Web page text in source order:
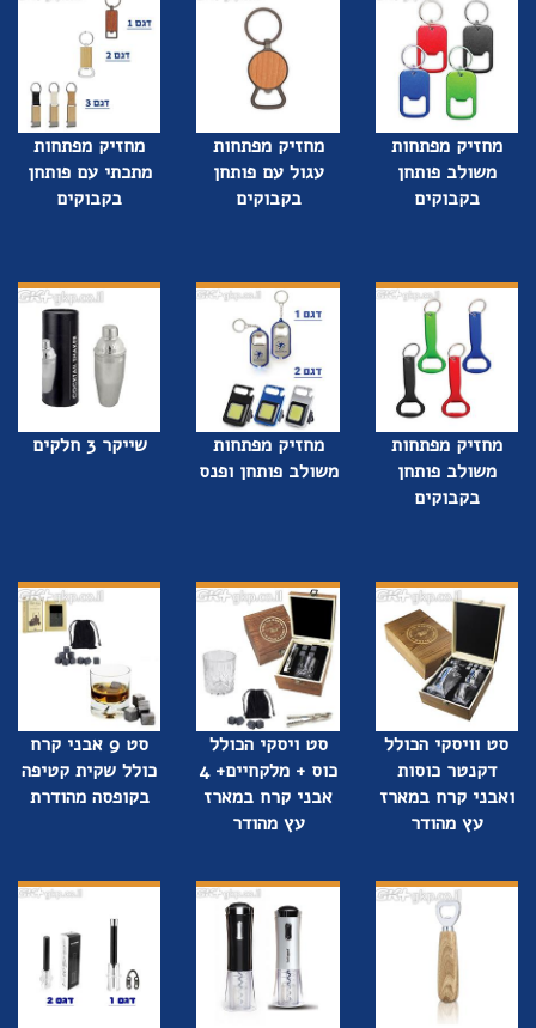
מחזיק מפתחות
משולב פותחן
בקבוקים
מחזיק מפתחות
עגול עם פותחן
בקבוקים
מחזיק מפתחות
מתכתי עם פותחן
בקבוקים
מחזיק מפתחות
משולב פותחן
בקבוקים
מחזיק מפתחות
משולב פותחן ופנס
שייקר 3 חלקים
סט וויסקי הכולל
דקנטר כוסות
ואבני קרח במארז
עץ מהודר
סט ויסקי הכולל
כוס + מלקחיים+ 4
אבני קרח במארז
עץ מהודר
סט 9 אבני קרח
כולל שקית קטיפה
בקופסה מהודרת